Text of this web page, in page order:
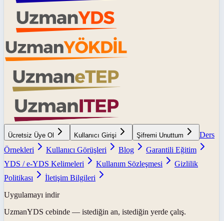
Ücretsiz Üye Ol Kullanıcı Girişi Şifremi Unuttum
Ders
Örnekleri
Kullanıcı Görüşleri Blog
Garantili Eğitim
YDS / e-YDS Kelimeleri
Kullanım Sözleşmesi
Gizlilik
Politikası
İletişim Bilgileri
Uygulamayı indir
UzmanYDS cebinde — istediğin an, istediğin yerde çalış.